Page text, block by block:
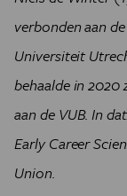
verbonden aan
Universiteit
behaalde in
aan de VUB. In
Early Career
Union.